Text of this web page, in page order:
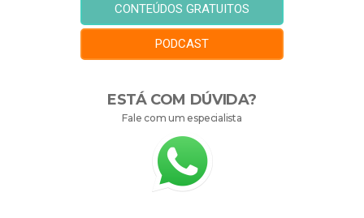
CONTEÚDOS GRATUITOS
PODCAST
ESTÁ COM DÚVIDA?
Fale com um especialista